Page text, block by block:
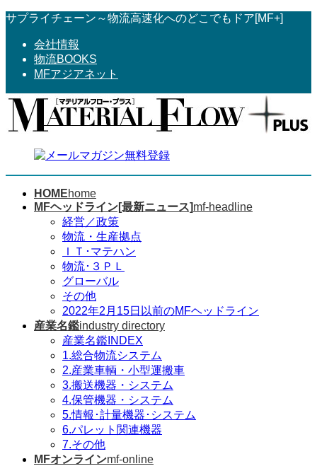
コ
へ
ス
ナ
ョ
ン
サプライチェーン～物流高速化へのどこでもドア[MF+]
会社情報
物流BOOKS
MFアジアネット
HOMEhome
MFヘッドライン[最新ニュース]mf-headline
経営／政策
物流・生産拠点
ＩＴ･マテハン
物流･３ＰＬ
グローバル
その他
2022年2月15日以前のMFヘッドライン
産業名鑑industry directory
産業名鑑INDEX
1.総合物流システム
2.産業車輌・小型運搬車
3.搬送機器・システム
4.保管機器・システム
5.情報･計量機器･システム
6.パレット関連機器
7.その他
MFオンラインmf-online